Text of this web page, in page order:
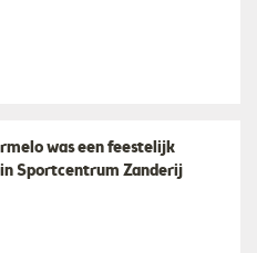
was een feestelijk
Sportcentrum Zanderij